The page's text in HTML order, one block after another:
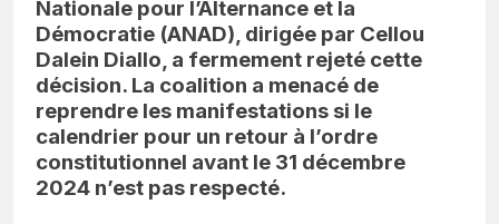
Nationale pour l’Alternance et la
Démocratie (ANAD), dirigée par Cellou
Dalein Diallo, a fermement rejeté cette
décision. La coalition a menacé de
reprendre les manifestations si le
calendrier pour un retour à l’ordre
constitutionnel avant le 31 décembre
2024 n’est pas respecté.